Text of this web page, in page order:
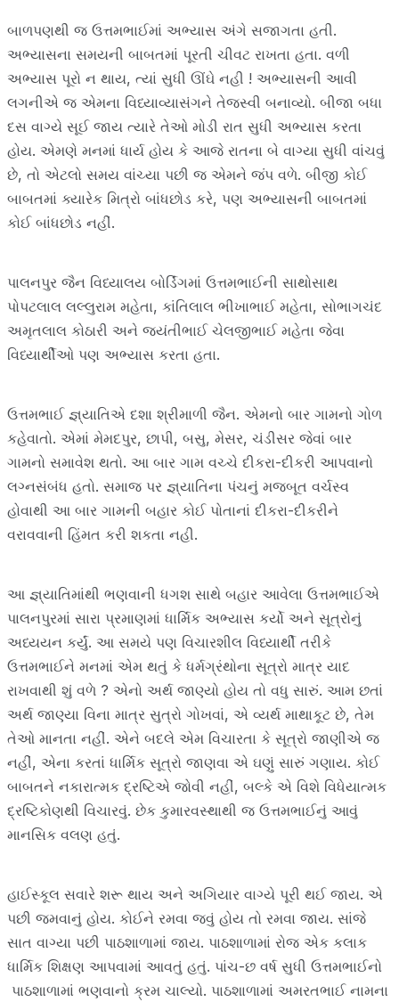
બાળપણથી જ ઉત્તમભાઈમાં અભ્યાસ અંગે સજાગતા હતી.
અભ્યાસના સમયની બાબતમાં પૂરતી ચીવટ રાખતા હતા. વળી
અભ્યાસ પૂરો ન થાય, ત્યાં સુધી ઊંઘે નહી ! અભ્યાસની આવી
લગનીએ જ એમના વિધ્યાવ્યાસંગને તેજસ્વી બનાવ્યો. બીજા બધા
દસ વાગ્યે સૂઈ જાય ત્યારે તેઓ મોડી રાત સુધી અભ્યાસ કરતા
હોય. એમણે મનમાં ધાર્ય હોય કે આજે રાતના બે વાગ્યા સુધી વાંચવું
છે, તો એટલો સમય વાંચ્યા પછી જ એમને જંપ વળે. બીજી કોઈ
બાબતમાં ક્યારેક મિત્રો બાંધછોડ કરે, પણ અભ્યાસની બાબતમાં
કોઈ બાંધછોડ નહીં.
પાલનપુર જૈન વિધ્યાલય બોર્ડિંગમાં ઉત્તમભાઈની સાથોસાથ
પોપટલાલ લલ્લુરામ મહેતા, કાંતિલાલ ભીખાભાઈ મહેતા, સોભાગચંદ
અમૃતલાલ કોઠારી અને જ્યંતીભાઈ ચેલજીભાઈ મહેતા જેવા
વિધ્યાર્થીઓ પણ અભ્યાસ કરતા હતા.
ઉત્તમભાઈ જ્ઞ્યાતિએ દશા શ્રીમાળી જૈન. એમનો બાર ગામનો ગોળ
કહેવાતો. એમાં મેમદપુર, છાપી, બસુ, મેસર, ચંડીસર જેવાં બાર
ગામનો સમાવેશ થતો. આ બાર ગામ વચ્ચે દીકરા-દીકરી આપવાનો
લગ્નસંબંધ હતો. સમાજ પર જ્ઞ્યાતિના પંચનું મજબૂત વર્ચસ્વ
હોવાથી આ બાર ગામની બહાર કોઈ પોતાનાં દીકરા-દીકરીને
વરાવવાની હિંમત કરી શકતા નહી.
આ જ્ઞ્યાતિમાંથી ભણવાની ધગશ સાથે બહાર આવેલા ઉત્તમભાઈએ
પાલનપુરમાં સારા પ્રમાણમાં ધાર્મિક અભ્યાસ કર્યો અને સૂત્રોનું
અધ્યયન કર્યું. આ સમયે પણ વિચારશીલ વિધ્યાર્થી તરીકે
ઉત્તમભાઈને મનમાં એમ થતું કે ધર્મગ્રંથોના સૂત્રો માત્ર યાદ
રાખવાથી શું વળે ? એનો અર્થ જાણ્યો હોય તો વધુ સારું. આમ છતાં
અર્થ જાણ્યા વિના માત્ર સુત્રો ગોખવાં, એ વ્યર્થ માથાકૂટ છે, તેમ
તેઓ માનતા નહીં. એને બદલે એમ વિચારતા કે સૂત્રો જાણીએ જ
નહીં, એના કરતાં ધાર્મિક સૂત્રો જાણવા એ ઘણું સારું ગણાય. કોઈ
બાબતને નકારાત્મક દ્રષ્ટિએ જોવી નહીં, બલ્કે એ વિશે વિધેયાત્મક
દ્રષ્ટિકોણથી વિચારવું. છેક કુમારવસ્થાથી જ ઉત્તમભાઈનું આવું
માનસિક વલણ હતું.
હાઈસ્કૂલ સવારે શરૂ થાય અને અગિયાર વાગ્યે પૂરી થઈ જાય. એ
પછી જમવાનું હોય. કોઈને રમવા જવું હોય તો રમવા જાય. સાંજે
સાત વાગ્યા પછી પાઠશાળામાં જાય. પાઠશાળામાં રોજ એક કલાક
ધાર્મિક શિક્ષણ આપવામાં આવતું હતું. પાંચ-છ વર્ષ સુધી ઉત્તમભાઈનો
પાઠશાળામાં ભણવાનો ક્રમ ચાલ્યો. પાઠશાળામાં અમરતભાઈ નામના